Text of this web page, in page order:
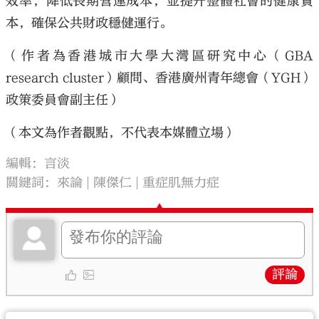
本，確保公共財政穩健運行。
（作者為香港城市大學大灣區研究中心（GBA
research cluster）顧問、香港廣州青年總會（YGH）
政策委員會副主任）
（本文為作者觀點，不代表本媒體立場）
編輯：言淡
關鍵詞： 來論 陳傑仁 重症肌無力症
評論